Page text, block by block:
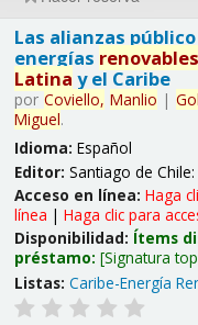
Las alianzas
energías renovables
Latina y el Caribe
por Coviello, Manlio |
Miguel.
Idioma: Español
Editor: Santiago de Chile:
Acceso en línea: Haga
línea | Haga clic para
Disponibilidad: Ítems
préstamo: Signatura
Listas: Caribe-Energía